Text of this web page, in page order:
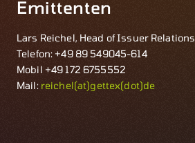
Emittenten
Lars Reichel, Head of Issuer Relations
Telefon: +49 89 549045-614
Mobil +49 172 6755552
Mail: reichel(at)gettex(dot)de